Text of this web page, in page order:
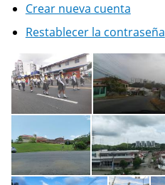
Crear nueva cuenta
Restablecer la contraseña